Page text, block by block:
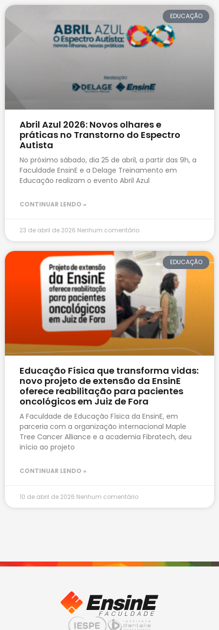
EDUCAÇÃO
Abril Azul 2026: Novos olhares e
práticas no Transtorno do Espectro
Autista
No próximo sábado, dia 25 de abril, a partir das 9h, a
Faculdade EnsinE e a Delage Treinamento em
Educação realizam o evento Abril Azul
CONTINUAR LENDO »
23 de abril de 2026 Nenhum comentário
EDUCAÇÃO
Educação Física que transforma vidas:
novo projeto de extensão da EnsinE
oferece reabilitação para pacientes
oncológicos em Juiz de Fora
A Faculdade de Educação Física da EnsinE, em
parceria com a organização internacional Maple
Tree Cancer Alliance e a academia Fibratech, deu
início ao projeto
CONTINUAR LENDO »
10 de abril de 2026 Nenhum comentário